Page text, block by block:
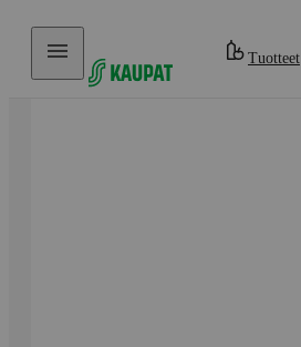
Hyppää sisältöön
Tuotteet